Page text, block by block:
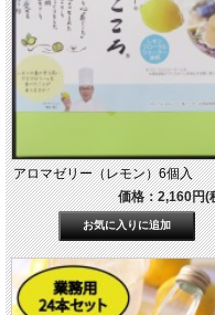
アロマゼリー（レモン）6個入
価格：2,160円(